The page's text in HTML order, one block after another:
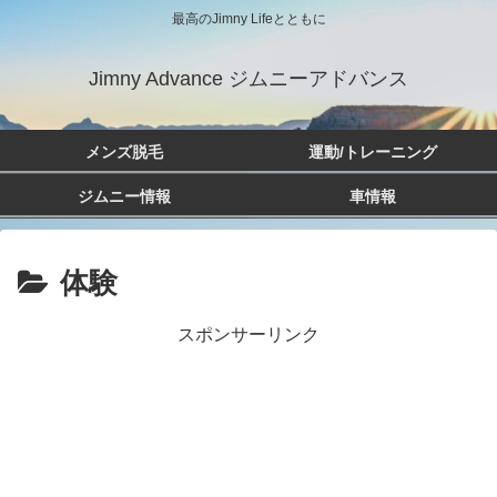
最高のJimny Lifeとともに
Jimny Advance ジムニーアドバンス
メンズ脱毛 運動/トレーニング
ジムニー情報 車情報
体験
スポンサーリンク